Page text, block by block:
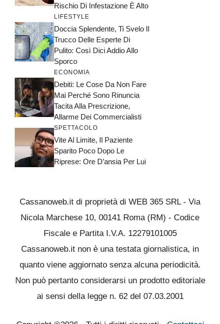
Rischio Di Infestazione È Alto
LIFESTYLE
Doccia Splendente, Ti Svelo Il
Trucco Delle Esperte Di
Pulito: Così Dici Addio Allo
Sporco
ECONOMIA
Debiti: Le Cose Da Non Fare
Mai Perché Sono Rinuncia
Tacita Alla Prescrizione,
Allarme Dei Commercialisti
SPETTACOLO
Vite Al Limite, Il Paziente
Sparito Poco Dopo Le
Riprese: Ore D’ansia Per Lui
Cassanoweb.it di proprietà di WEB 365 SRL - Via
Nicola Marchese 10, 00141 Roma (RM) - Codice
Fiscale e Partita I.V.A. 12279101005
Cassanoweb.it non è una testata giornalistica, in
quanto viene aggiornato senza alcuna periodicità.
Non può pertanto considerarsi un prodotto editoriale
ai sensi della legge n. 62 del 07.03.2001